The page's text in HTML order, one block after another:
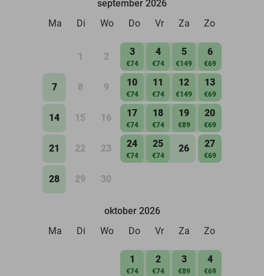
september 2026
Ma
Di Wo Do Vr Za Zo
1 2 3
€74
4
€74
5
€149
6
€69
7 8 9 10
€74
11
€74
12
€149
13
€69
14 15 16 17
€74
18
€74
19
€89
20
€69
21 22 23 24
€74
25
€74
26 27
€69
28 29 30
oktober 2026
Ma
Di Wo Do Vr Za Zo
1
€74
2
€74
3
€89
4
€69